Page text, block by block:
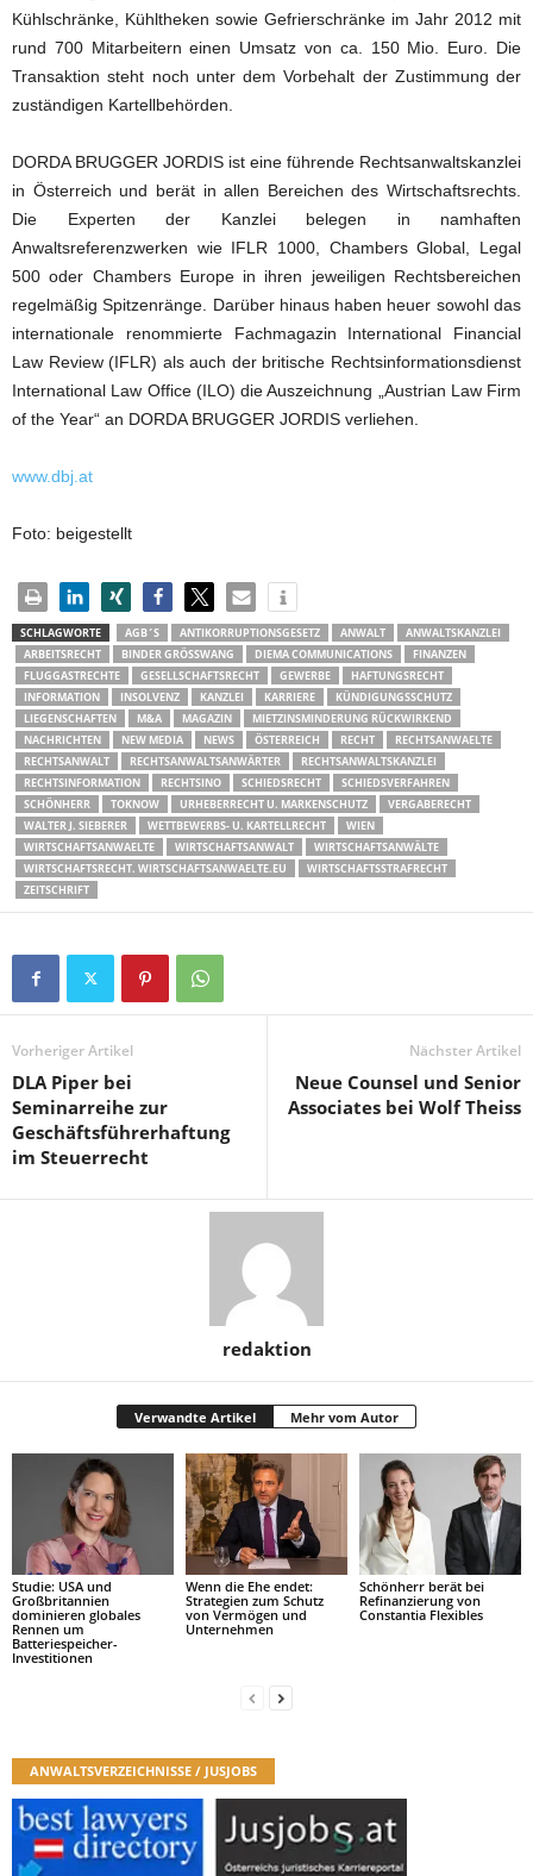
Kühlschränke, Kühltheken sowie Gefrierschränke im Jahr 2012 mit
rund 700 Mitarbeitern einen Umsatz von ca. 150 Mio. Euro. Die
Transaktion steht noch unter dem Vorbehalt der Zustimmung der
zuständigen Kartellbehörden.
DORDA BRUGGER JORDIS ist eine führende Rechtsanwaltskanzlei
in Österreich und berät in allen Bereichen des Wirtschaftsrechts.
Die Experten der Kanzlei belegen in namhaften
Anwaltsreferenzwerken wie IFLR 1000, Chambers Global, Legal
500 oder Chambers Europe in ihren jeweiligen Rechtsbereichen
regelmäßig Spitzenränge. Darüber hinaus haben heuer sowohl das
internationale renommierte Fachmagazin International Financial
Law Review (IFLR) als auch der britische Rechtsinformationsdienst
International Law Office (ILO) die Auszeichnung „Austrian Law Firm
of the Year“ an DORDA BRUGGER JORDIS verliehen.
www.dbj.at
Foto: beigestellt
SCHLAGWORTE AGB´S ANTIKORRUPTIONSGESETZ ANWALT
ANWALTSKANZLEI
ARBEITSRECHT
BINDER GRÖSSWANG DIEMA COMMUNICATIONS
FINANZEN
FLUGGASTRECHTE
GESELLSCHAFTSRECHT GEWERBE
HAFTUNGSRECHT
INFORMATION
INSOLVENZ KANZLEI KARRIERE
KÜNDIGUNGSSCHUTZ
LIEGENSCHAFTEN
M&A MAGAZIN
MIETZINSMINDERUNG RÜCKWIRKEND
NACHRICHTEN
NEW MEDIA NEWS ÖSTERREICH RECHT
RECHTSANWAELTE
RECHTSANWALT
RECHTSANWALTSANWÄRTER
RECHTSANWALTSKANZLEI
RECHTSINFORMATION
RECHTSINO SCHIEDSRECHT
SCHIEDSVERFAHREN
SCHÖNHERR
TOKNOW URHEBERRECHT U. MARKENSCHUTZ
VERGABERECHT
WALTER J. SIEBERER
WETTBEWERBS- U. KARTELLRECHT
WIEN
WIRTSCHAFTSANWAELTE
WIRTSCHAFTSANWALT
WIRTSCHAFTSANWÄLTE
WIRTSCHAFTSRECHT. WIRTSCHAFTSANWAELTE.EU
WIRTSCHAFTSSTRAFRECHT
ZEITSCHRIFT
Vorheriger Artikel
DLA Piper bei
Seminarreihe zur
Geschäftsführerhaftung
im Steuerrecht
Nächster Artikel
Neue Counsel und Senior
Associates bei Wolf Theiss
redaktion
Verwandte Artikel Mehr vom Autor
Studie: USA und
Großbritannien
dominieren globales
Rennen um
Batteriespeicher-
Investitionen
Wenn die Ehe endet:
Strategien zum Schutz
von Vermögen und
Unternehmen
Schönherr berät bei
Refinanzierung von
Constantia Flexibles
ANWALTSVERZEICHNISSE / JUSJOBS